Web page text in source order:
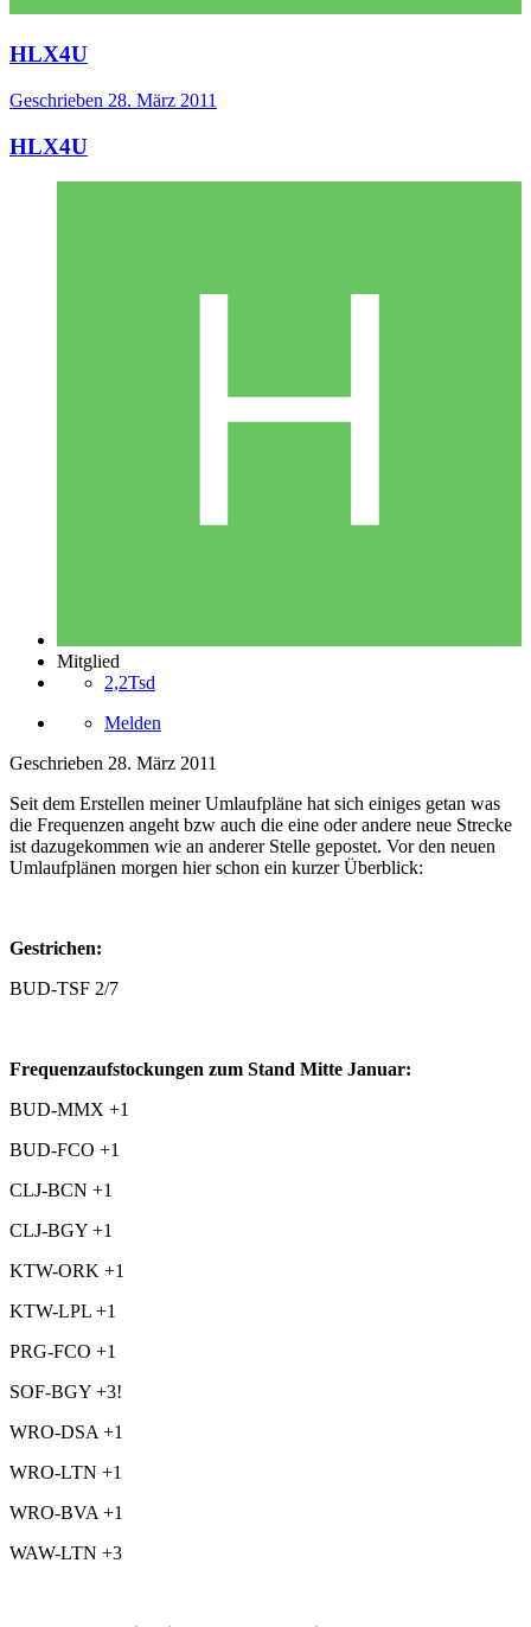
HLX4U
Geschrieben 28. März 2011
HLX4U
Mitglied
2,2Tsd
Melden
Geschrieben 28. März 2011
Seit dem Erstellen meiner Umlaufpläne hat sich einiges getan was
die Frequenzen angeht bzw auch die eine oder andere neue Strecke
ist dazugekommen wie an anderer Stelle gepostet. Vor den neuen
Umlaufplänen morgen hier schon ein kurzer Überblick:
Gestrichen:
BUD-TSF 2/7
Frequenzaufstockungen zum Stand Mitte Januar:
BUD-MMX +1
BUD-FCO +1
CLJ-BCN +1
CLJ-BGY +1
KTW-ORK +1
KTW-LPL +1
PRG-FCO +1
SOF-BGY +3!
WRO-DSA +1
WRO-LTN +1
WRO-BVA +1
WAW-LTN +3